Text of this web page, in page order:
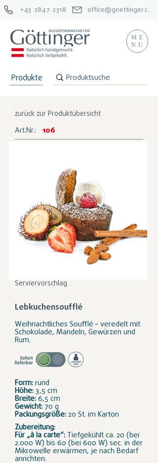
ME
NU
Produkte
+43 2847 2318 office@goettinger.com
zurück zur Produktübersicht
Art.Nr.: 106
Serviervorschlag
Lebkuchensoufflé
Weihnachtliches Soufflé – veredelt mit
Schokolade, Mandeln, Gewürzen und
Rum.
Form:rund
Höhe:3,5 cm
Breite:6,5 cm
Gewicht: 70 g
Packungsgröße:20 St. im Karton
Zubereitung:
Für „à la carte“: Tiefgekühlt ca. 20 (bei
2.000 W) bis 60 (bei 600 W) sec. in der
Mikrowelle erwärmen, je nach Bedarf
anrichten.